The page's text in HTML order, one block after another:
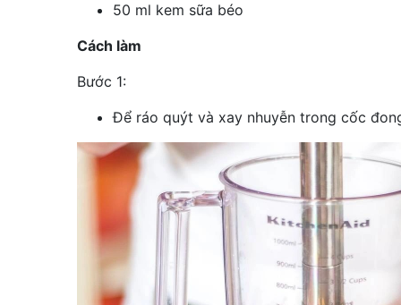
50 ml kem sữa béo
Cách làm
Bước 1:
Để ráo quýt và xay nhuyễn trong cốc